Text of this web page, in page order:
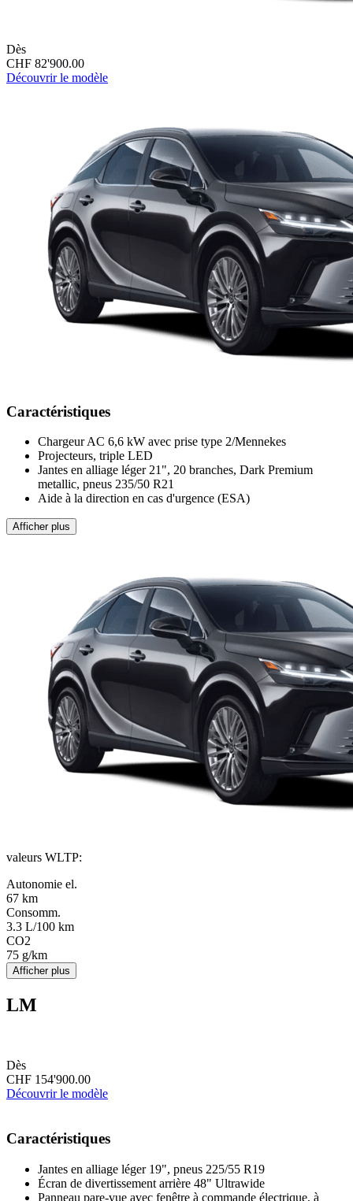
Dès
CHF 82'900.00
Découvrir le modèle
Caractéristiques
Chargeur AC 6,6 kW avec prise type 2/Mennekes
Projecteurs, triple LED
Jantes en alliage léger 21", 20 branches, Dark Premium
metallic, pneus 235/50 R21
Aide à la direction en cas d'urgence (ESA)
Afficher plus
valeurs WLTP:
Autonomie el.
67 km
Consomm.
3.3 L/100 km
CO2
75 g/km
Afficher plus
LM